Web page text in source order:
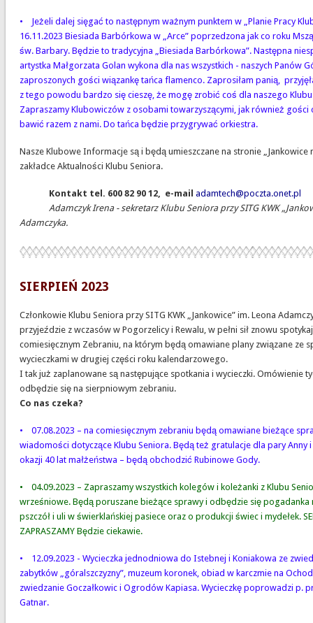
• Jeżeli dalej sięgać to następnym ważnym punktem w „Planie Pracy
16.11.2023 Biesiada Barbórkowa w „Arce” poprzedzona jak co roku
św. Barbary. Będzie to tradycyjna „Biesiada Barbórkowa”. Następna
artystka Małgorzata Golan wykona dla nas wszystkich - naszych Panów
zaproszonych gości wiązankę tańca flamenco. Zaprosiłam panią,
z tego powodu bardzo się cieszę, że mogę zrobić coś dla naszego
Zapraszamy Klubowiczów z osobami towarzyszącymi, jak również gości
bawić razem z nami. Do tańca będzie przygrywać orkiestra.
Nasze Klubowe Informacje są i będą umieszczane na stronie „Jankowice
zakładce Aktualności Klubu Seniora.
Kontakt tel. 600 82 90 12, e-mail adamtech@poczta.onet.pl
Adamczyk Irena - sekretarz Klubu Seniora przy SITG KWK
Adamczyka.
SIERPIEŃ 2023
Członkowie Klubu Seniora przy SITG KWK „Jankowice” im. Leona
przyjeździe z wczasów w Pogorzelicy i Rewalu, w pełni sił znowu
comiesięcznym Zebraniu, na którym będą omawiane plany związane ze
wycieczkami w drugiej części roku kalendarzowego.
I tak już zaplanowane są następujące spotkania i wycieczki. Omówienie
odbędzie się na sierpniowym zebraniu.
Co nas czeka?
• 07.08.2023 – na comiesięcznym zebraniu będą omawiane bieżące
wiadomości dotyczące Klubu Seniora. Będą też gratulacje dla pary Anny i
okazji 40 lat małżeństwa – będą obchodzić Rubinowe Gody.
• 04.09.2023 – Zapraszamy wszystkich kolegów i koleżanki z Klubu
wrześniowe. Będą poruszane bieżące sprawy i odbędzie się pogadanka
pszczół i uli w świerklańskiej pasiece oraz o produkcji świec i mydełek.
ZAPRASZAMY Będzie ciekawie.
• 12.09.2023 - Wycieczka jednodniowa do Istebnej i Koniakowa ze
zabytków „góralszczyzny”, muzeum koronek, obiad w karczmie na
zwiedzanie Goczałkowic i Ogrodów Kapiasa. Wycieczkę poprowadzi p.
Gatnar.